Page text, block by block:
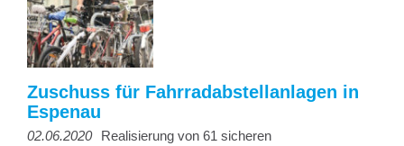
Zuschuss für Fahrradabstellanlagen in
Espenau
02.06.2020
Realisierung von 61 sicheren